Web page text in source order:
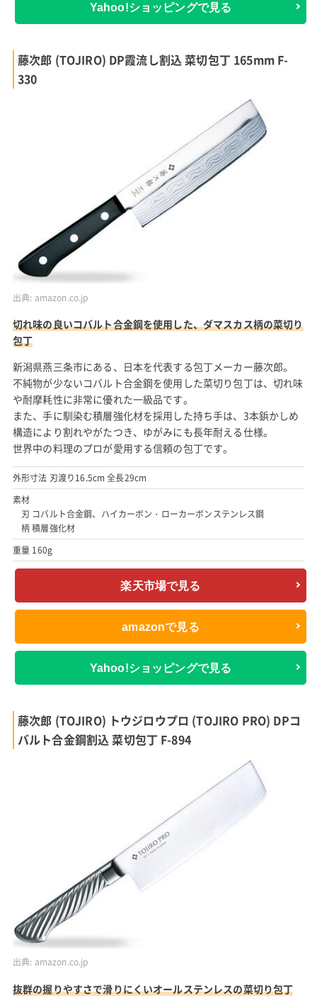
Yahoo!ショッピングで見る
藤次郎 (TOJIRO) DP霞流し割込 菜切包丁 165mm F-
330
出典: amazon.co.jp
切れ味の良いコバルト合金鋼を使用した、ダマスカス柄の菜切り
包丁
新潟県燕三条市にある、日本を代表する包丁メーカー藤次郎。
不純物が少ないコバルト合金鋼を使用した菜切り包丁は、切れ味
や耐摩耗性に非常に優れた一級品です。
また、手に馴染む積層強化材を採用した持ち手は、3本鋲かしめ
構造により割れやがたつき、ゆがみにも長年耐える仕様。
世界中の料理のプロが愛用する信頼の包丁です。
外形寸法 刃渡り16.5cm 全長29cm
素材
刃 コバルト合金鋼、ハイカーボン・ローカーボンステンレス鋼
柄 積層強化材
重量 160g
楽天市場で見る
amazonで見る
Yahoo!ショッピングで見る
藤次郎 (TOJIRO) トウジロウプロ (TOJIRO PRO) DPコ
バルト合金鋼割込 菜切包丁 F-894
出典: amazon.co.jp
抜群の握りやすさで滑りにくいオールステンレスの菜切り包丁